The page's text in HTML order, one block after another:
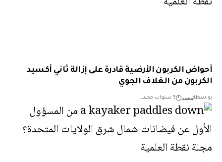
الكربون الأرضية قادرة على إزالة ثاني أكسيد
من الغلاف الجوي
محمد 5 سنوات مضت